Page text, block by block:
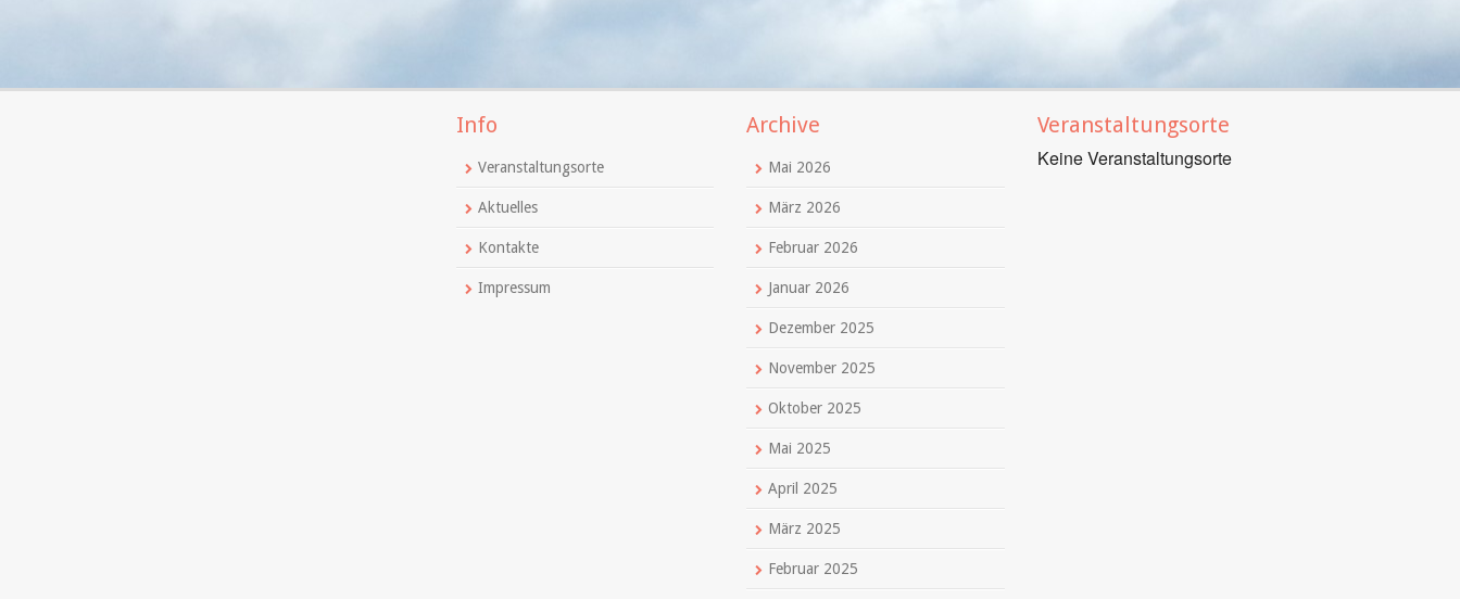
Info
Veranstaltungsorte
Aktuelles
Kontakte
Impressum
Archive
Mai 2026
März 2026
Februar 2026
Januar 2026
Dezember 2025
November 2025
Oktober 2025
Mai 2025
April 2025
März 2025
Februar 2025
Veranstaltungsorte
Keine Veranstaltungsorte